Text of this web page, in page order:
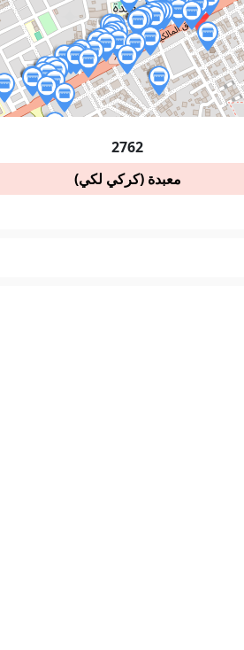
2762
معبدة (كركي لكي)